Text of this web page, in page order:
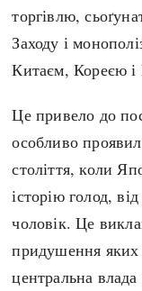
торгівлю,
Заходу і
Китаєм, Кореєю і
Це привело до
особливо
століття, коли
історію голод,
чоловік. Це
придушення яких
центральна